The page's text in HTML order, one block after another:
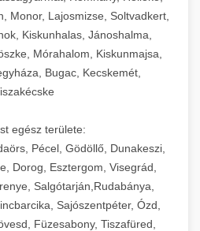
Monor, Lajosmizse, Soltvadkert,
Kiskunhalas, Jánoshalma,
Mórahalom, Kiskunmajsa,
Bugac, Kecskemét,
egész területe:
Pécel, Gödöllő, Dunakeszi,
Dorog, Esztergom, Visegrád,
Salgótarján,Rudabánya,
Sajószentpéter, Ózd,
Füzesabony, Tiszafüred,